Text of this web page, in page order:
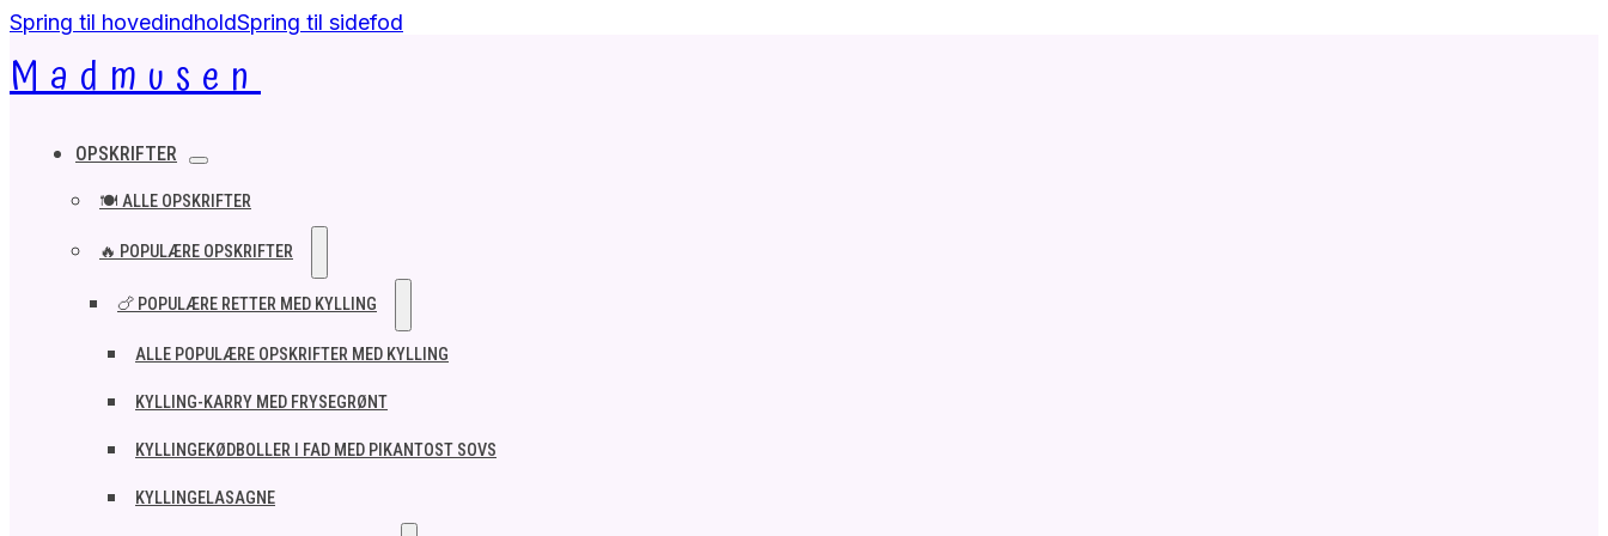
Spring til hovedindholdSpring til sidefod
Madmusen
OPSKRIFTER
🍽️ ALLE OPSKRIFTER
🔥 POPULÆRE OPSKRIFTER
🍗 POPULÆRE RETTER MED KYLLING
ALLE POPULÆRE OPSKRIFTER MED KYLLING
KYLLING-KARRY MED FRYSEGRØNT
KYLLINGEKØDBOLLER I FAD MED PIKANTOST SOVS
KYLLINGELASAGNE